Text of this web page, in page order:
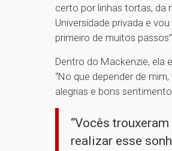
certo por linhas tortas, da
Universidade privada e
primeiro de muitos
Dentro do Mackenzie, ela
“No que depender de
alegrias e bons
“Vocês
realizar esse